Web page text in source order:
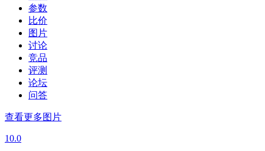
参数
比价
图片
讨论
竞品
评测
论坛
问答
查看更多图片
10.0